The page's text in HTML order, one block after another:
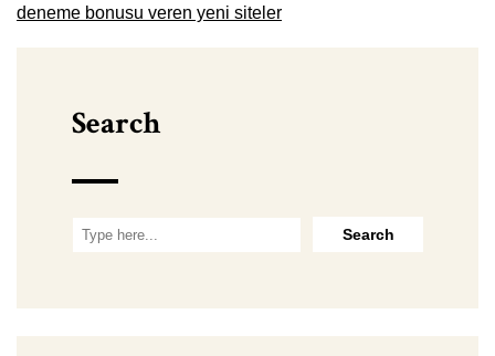
deneme bonusu veren yeni siteler
Search